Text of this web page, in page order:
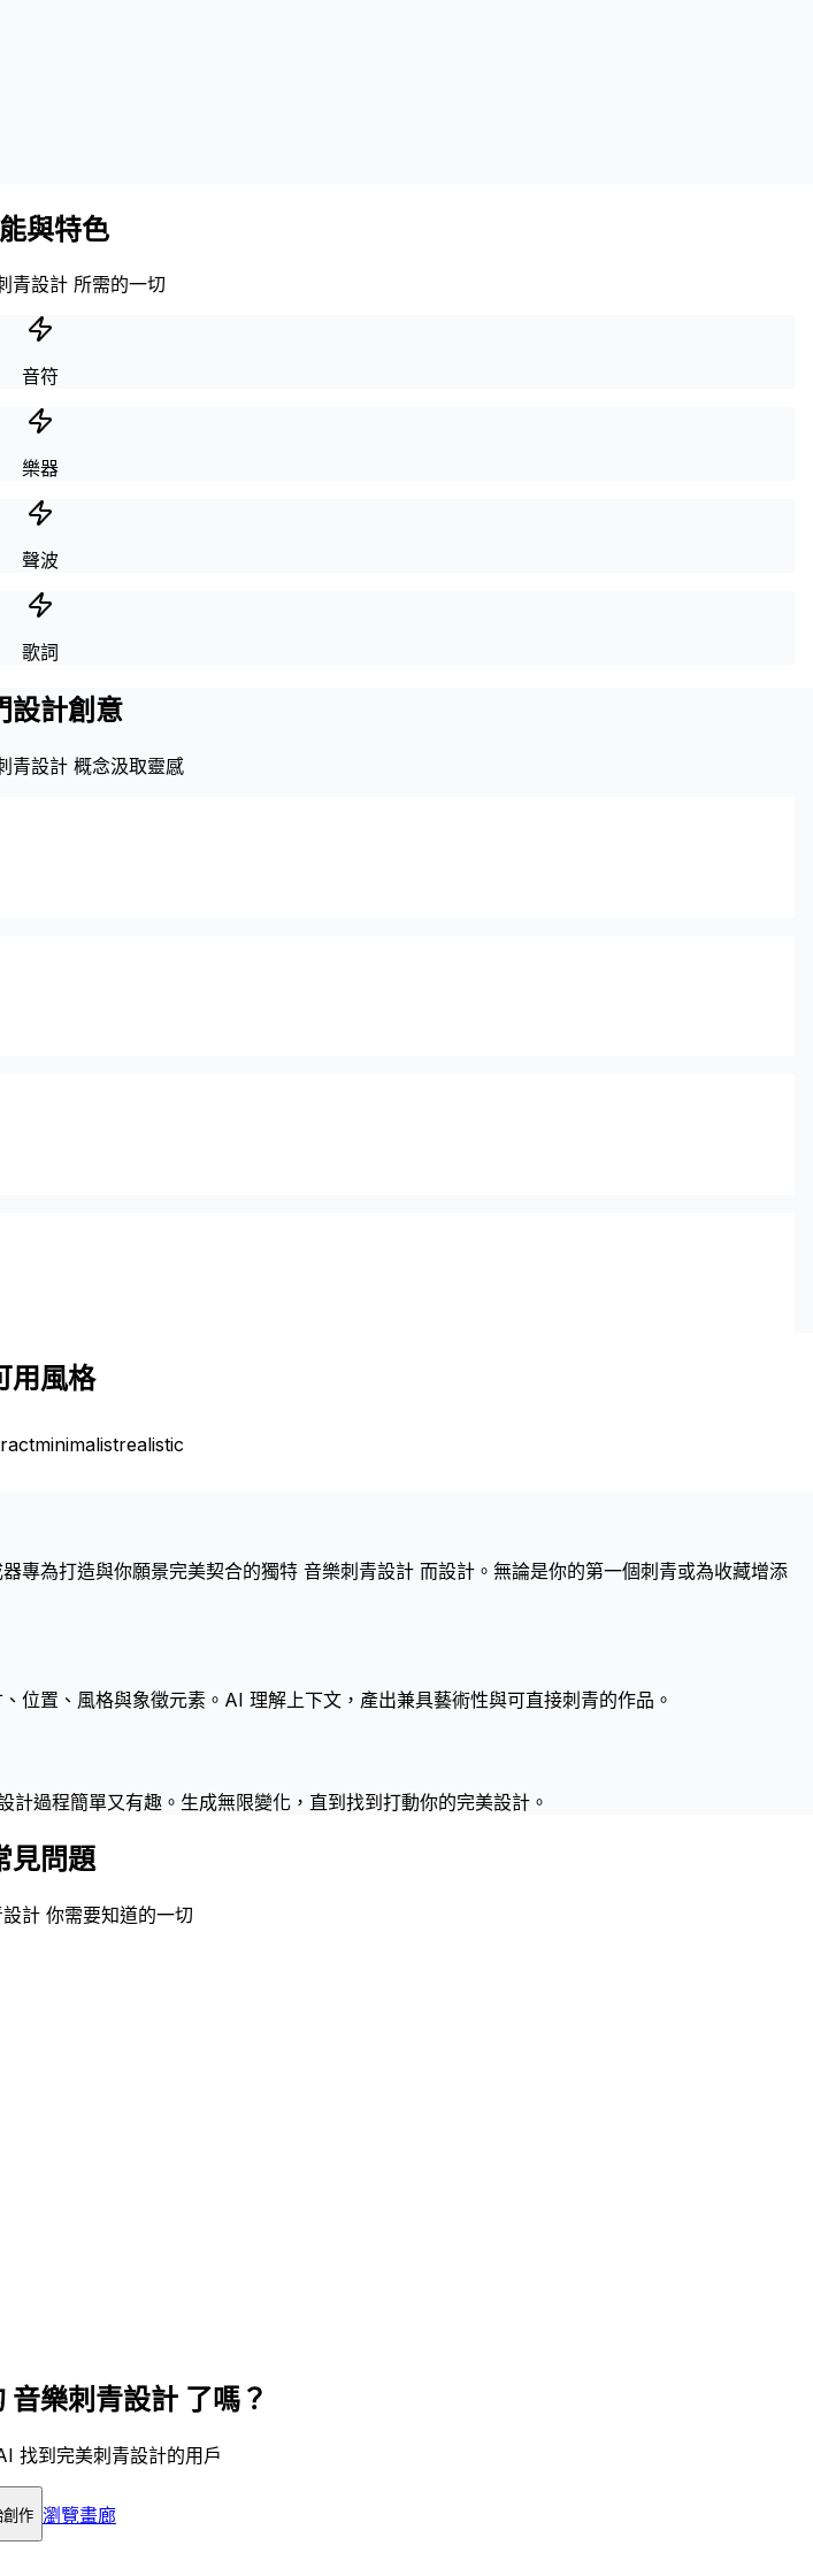
與特色
青設計 所需的一切
音符
樂器
聲波
歌詞
設計創意
青設計 概念汲取靈感
用風格
minimalistrealistic
為打造與你願景完美契合的獨特 音樂刺青設計 而設計。無論是你的第一個刺青或為收藏增添
置、風格與象徵元素。AI 理解上下文，產出兼具藝術性與可直接刺青的作品。
過程簡單又有趣。生成無限變化，直到找到打動你的完美設計。
見問題
計 你需要知道的一切
音樂刺青設計 了嗎？
找到完美刺青設計的用戶
創作 瀏覽畫廊